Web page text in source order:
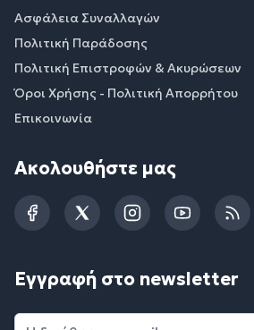
Ασφάλεια Συναλλαγών
Πολιτική Παράδοσης
Πολιτική Επιστροφών & Ακυρώσεων
Όροι Χρήσης - Πολιτική Απορρήτου
Επικοινωνία
Ακολουθήστε μας
FacebookTwitterInstagramYouTubeRSS
Εγγραφή στο newsletter